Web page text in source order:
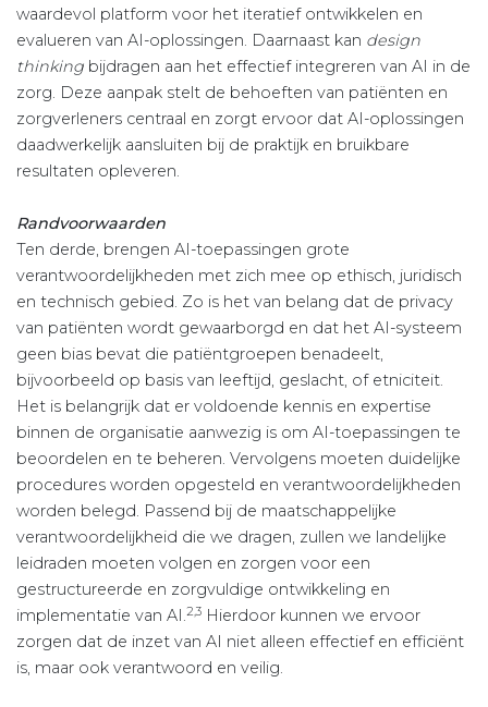
waardevol platform voor het iteratief ontwikkelen en
evalueren van AI-oplossingen. Daarnaast kan design
thinking bijdragen aan het effectief integreren van AI in de
zorg. Deze aanpak stelt de behoeften van patiënten en
zorgverleners centraal en zorgt ervoor dat AI-oplossingen
daadwerkelijk aansluiten bij de praktijk en bruikbare
resultaten opleveren.
Randvoorwaarden
Ten derde, brengen AI-toepassingen grote
verantwoordelijkheden met zich mee op ethisch, juridisch
en technisch gebied. Zo is het van belang dat de privacy
van patiënten wordt gewaarborgd en dat het AI-systeem
geen bias bevat die patiëntgroepen benadeelt,
bijvoorbeeld op basis van leeftijd, geslacht, of etniciteit.
Het is belangrijk dat er voldoende kennis en expertise
binnen de organisatie aanwezig is om AI-toepassingen te
beoordelen en te beheren. Vervolgens moeten duidelijke
procedures worden opgesteld en verantwoordelijkheden
worden belegd. Passend bij de maatschappelijke
verantwoordelijkheid die we dragen, zullen we landelijke
leidraden moeten volgen en zorgen voor een
gestructureerde en zorgvuldige ontwikkeling en
implementatie van AI.2,3 Hierdoor kunnen we ervoor
zorgen dat de inzet van AI niet alleen effectief en efficiënt
is, maar ook verantwoord en veilig.